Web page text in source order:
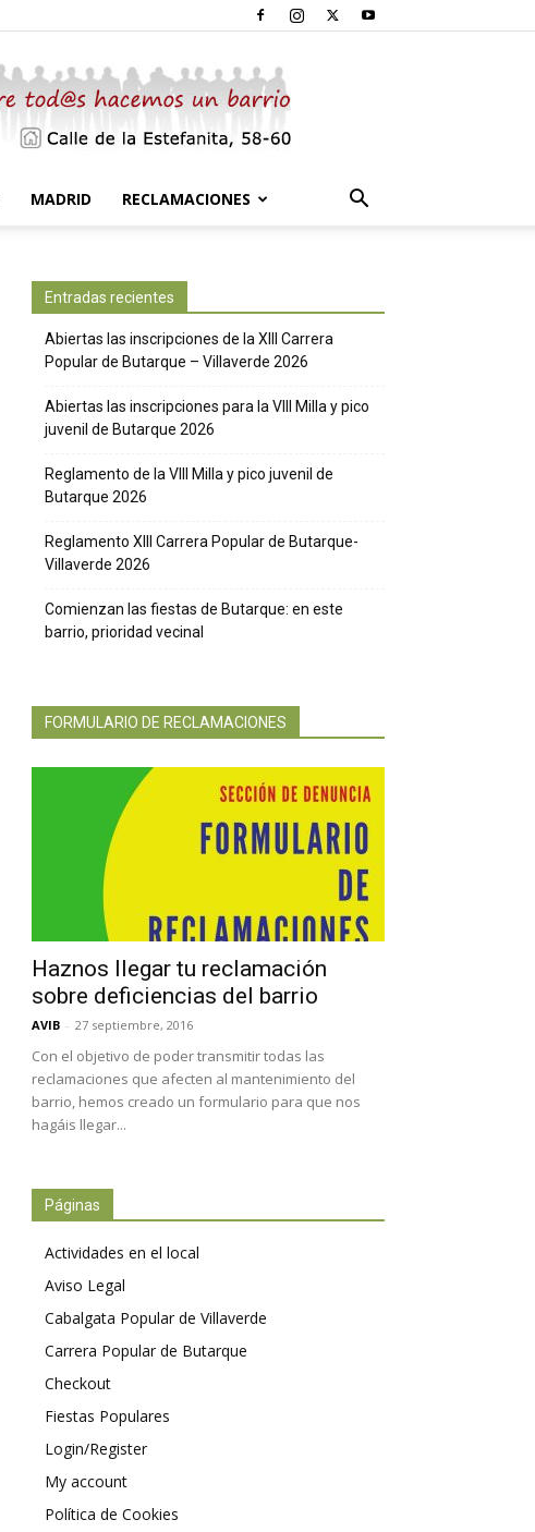
MADRID RECLAMACIONES
Entradas recientes
Abiertas las inscripciones de la XIII Carrera
Popular de Butarque – Villaverde 2026
Abiertas las inscripciones para la VIII Milla y pico
juvenil de Butarque 2026
Reglamento de la VIII Milla y pico juvenil de
Butarque 2026
Reglamento XIII Carrera Popular de Butarque-
Villaverde 2026
Comienzan las fiestas de Butarque: en este
barrio, prioridad vecinal
FORMULARIO DE RECLAMACIONES
Haznos llegar tu reclamación
sobre deficiencias del barrio
AVIB - 27 septiembre, 2016
Con el objetivo de poder transmitir todas las
reclamaciones que afecten al mantenimiento del
barrio, hemos creado un formulario para que nos
hagáis llegar...
Páginas
Actividades en el local
Aviso Legal
Cabalgata Popular de Villaverde
Carrera Popular de Butarque
Checkout
Fiestas Populares
Login/Register
My account
Política de Cookies